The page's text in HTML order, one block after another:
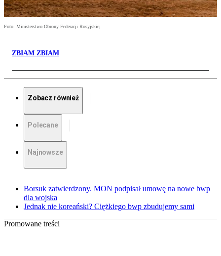
Foto: Ministerstwo Obrony Federacji Rosyjskiej
ZBIAM ZBIAM
Zobacz również
Polecane
Najnowsze
Borsuk zatwierdzony. MON podpisał umowę na nowe bwp
dla wojska
Jednak nie koreański? Ciężkiego bwp zbudujemy sami
Promowane treści